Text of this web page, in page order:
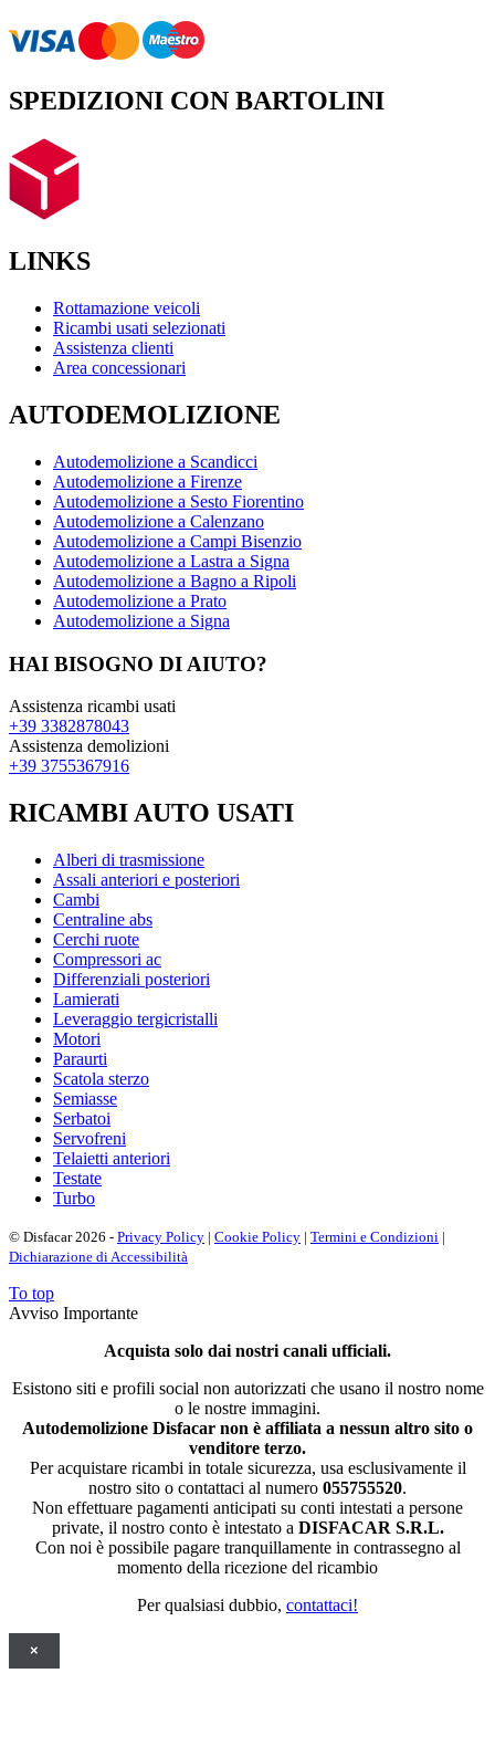
SPEDIZIONI CON BARTOLINI
LINKS
Rottamazione veicoli
Ricambi usati selezionati
Assistenza clienti
Area concessionari
AUTODEMOLIZIONE
Autodemolizione a Scandicci
Autodemolizione a Firenze
Autodemolizione a Sesto Fiorentino
Autodemolizione a Calenzano
Autodemolizione a Campi Bisenzio
Autodemolizione a Lastra a Signa
Autodemolizione a Bagno a Ripoli
Autodemolizione a Prato
Autodemolizione a Signa
HAI BISOGNO DI AIUTO?
Assistenza ricambi usati
+39 3382878043
Assistenza demolizioni
+39 3755367916
RICAMBI AUTO USATI
Alberi di trasmissione
Assali anteriori e posteriori
Cambi
Centraline abs
Cerchi ruote
Compressori ac
Differenziali posteriori
Lamierati
Leveraggio tergicristalli
Motori
Paraurti
Scatola sterzo
Semiasse
Serbatoi
Servofreni
Telaietti anteriori
Testate
Turbo
© Disfacar 2026 - Privacy Policy | Cookie Policy | Termini e Condizioni |
Dichiarazione di Accessibilità
To top
Avviso Importante
Acquista solo dai nostri canali ufficiali.
Esistono siti e profili social non autorizzati che usano il nostro nome
o le nostre immagini.
Autodemolizione Disfacar non è affiliata a nessun altro sito o
venditore terzo.
Per acquistare ricambi in totale sicurezza, usa esclusivamente il
nostro sito o contattaci al numero 055755520.
Non effettuare pagamenti anticipati su conti intestati a persone
private, il nostro conto è intestato a DISFACAR S.R.L.
Con noi è possibile pagare tranquillamente in contrassegno al
momento della ricezione del ricambio
Per qualsiasi dubbio, contattaci!
×